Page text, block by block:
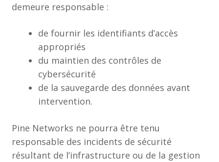
demeure responsable :
de fournir les identifiants d’accès
appropriés
du maintien des contrôles de
cybersécurité
de la sauvegarde des données avant
intervention.
Pine Networks ne pourra être tenu
responsable des incidents de sécurité
résultant de l’infrastructure ou de la gestion